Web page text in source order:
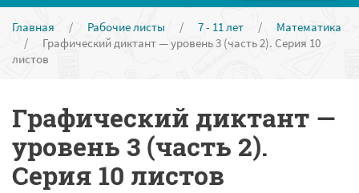
Главная / Рабочие листы / 7 - 11 лет /
Математика
/
Графический диктант — уровень 3 (часть 2). Серия 10
листов
Графический диктант —
уровень 3 (часть 2).
Серия 10 листов